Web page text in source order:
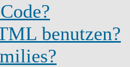
benutzen?